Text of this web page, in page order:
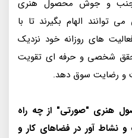
جنب و جوش محصول هنری
توانند الهام بگیرند تا با
های روزانه خود نزدیک
شخصی و حرفه ای تقویت
و رضایت سوق دهد.
هنری "صورتی" از چه راه
نشاط آور در فضاهای کار و